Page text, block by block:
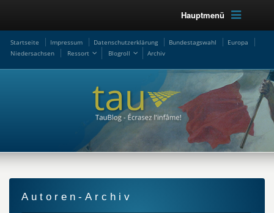
Hauptmenü
Startseite Impressum Datenschutzerklärung Bundestagswahl
Europa
Niedersachsen
Ressort Blogroll Archiv
Autoren-Archiv